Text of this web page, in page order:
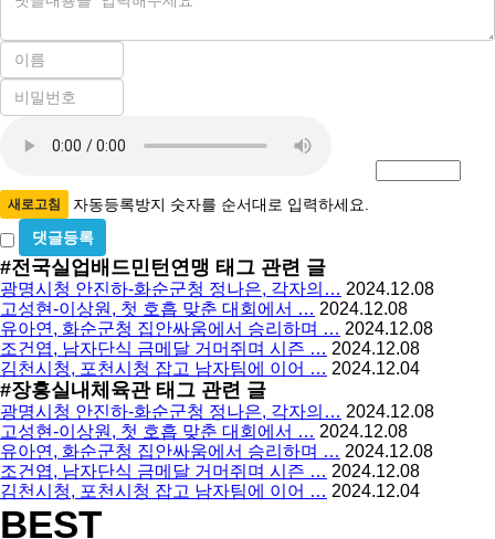
이
필
수
비
밀
수
록
방
지
새로고침 자동등록방지 숫자를 순서대로 입력하세요.
비
밀
글
사
용
#전국실업배드민턴연맹 태그 관련 글
광명시청 안진하-화순군청 정나은, 각자의… 2024.12.08
고성현-이상원, 첫 호흡 맞춘 대회에서 … 2024.12.08
유아연, 화순군청 집안싸움에서 승리하며 … 2024.12.08
조건엽, 남자단식 금메달 거머쥐며 시즌 … 2024.12.08
김천시청, 포천시청 잡고 남자팀에 이어 … 2024.12.04
#장흥실내체육관태그 관련 글
광명시청 안진하-화순군청 정나은, 각자의… 2024.12.08
고성현-이상원, 첫 호흡 맞춘 대회에서 … 2024.12.08
유아연, 화순군청 집안싸움에서 승리하며 … 2024.12.08
조건엽, 남자단식 금메달 거머쥐며 시즌 … 2024.12.08
김천시청, 포천시청 잡고 남자팀에 이어 … 2024.12.04
BEST